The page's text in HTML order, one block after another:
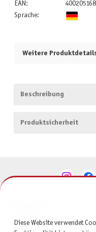
EAN:
Sprache:
Weitere
Beschreibung
Produktsicherheit
SERVICE
Diese Website verwendet